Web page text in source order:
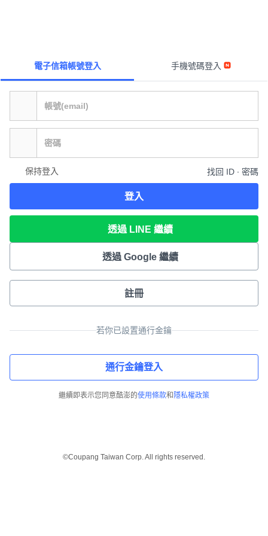
電子信箱帳號登入 手機號碼登入
保持登入 找回 ID ∙ 密碼
登入
透過 LINE 繼續
透過 Google 繼續
註冊
若你已設置通行金鑰
通行金鑰登入
繼續即表示您同意酷澎的使用條款和 隱私權政策
©Coupang Taiwan Corp. All rights reserved.